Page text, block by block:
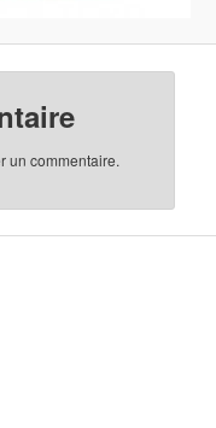
un commentaire.